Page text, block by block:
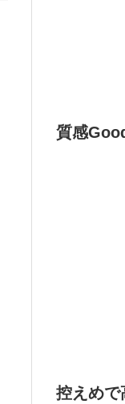
質感
控えめで